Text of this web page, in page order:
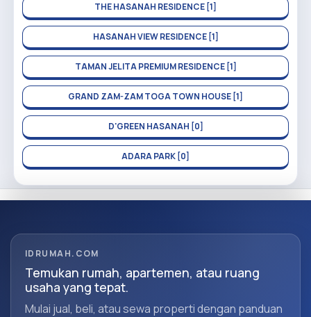
THE HASANAH RESIDENCE [1]
HASANAH VIEW RESIDENCE [1]
TAMAN JELITA PREMIUM RESIDENCE [1]
GRAND ZAM-ZAM TOGA TOWN HOUSE [1]
D'GREEN HASANAH [0]
ADARA PARK [0]
IDRUMAH.COM
Temukan rumah, apartemen, atau ruang
usaha yang tepat.
Mulai jual, beli, atau sewa properti dengan panduan